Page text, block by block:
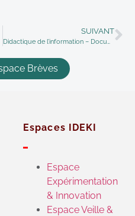
SUIVANT
Brèves
Espaces IDEKI
Espace
Expérimentation
& Innovation
Espace Veille &